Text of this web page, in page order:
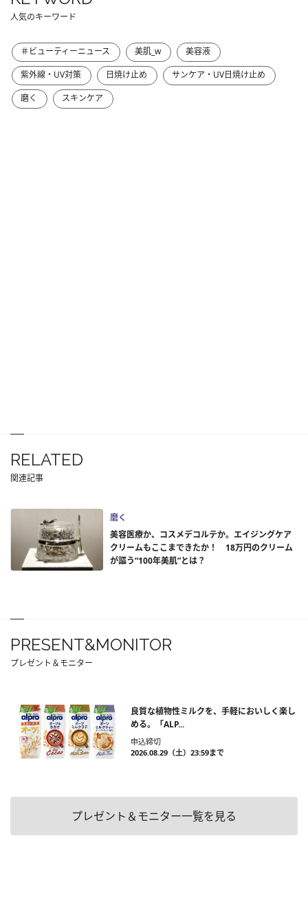
人気のキーワード
＃ビューティーニュース 美肌_w
美容液
紫外線・UV対策
日焼け止め
サンケア・UV日焼け止め
磨く
スキンケア
RELATED
関連記事
磨く
美容医療か、コスメデコルテか。エイジングケア
クリームもここまできたか！ 18万円のクリーム
が謳う“100年美肌”とは？
PRESENT&MONITOR
プレゼント＆モニター
良質な植物性ミルクを、手軽においしく楽し
める。「ALP...
申込締切
2026.08.29（土）23:59まで
プレゼント＆モニター一覧を見る